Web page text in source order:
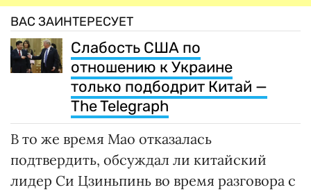
ВАС ЗАИНТЕРЕСУЕТ
Слабость США по
отношению к Украине
только подбодрит Китай —
The Telegraph
В то же время Мао отказалась
подтвердить, обсуждал ли китайский
лидер Си Цзиньпинь во время разговора с